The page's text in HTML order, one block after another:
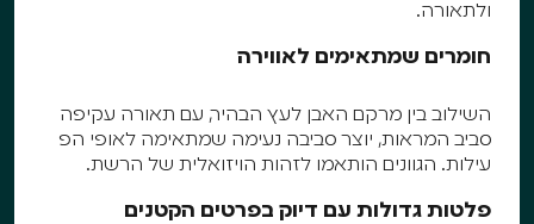
ולתאורה.
חומרים שמתאימים לאווירה
השילוב בין מרקם האבן לעץ הבהיר, עם תאורה עקיפה
סביב המראות, יוצר סביבה נעימה שמתאימה לאופי הפ
עילות. הגוונים הותאמו לזהות הויזואלית של הרשת.
פלטות גדולות עם דיוק בפרטים הקטנים